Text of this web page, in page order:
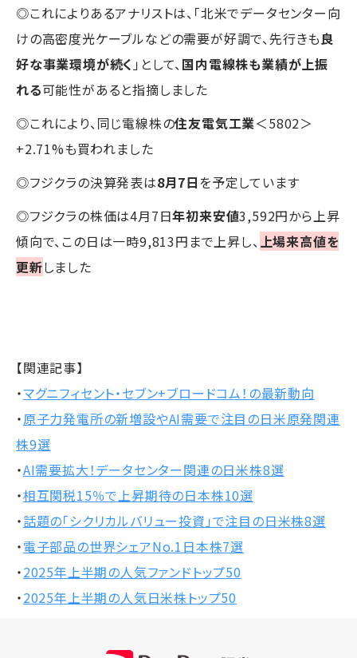
◎これによりあるアナリストは、「北米でデータセンター向
けの高密度光ケーブルなどの需要が好調で、先行きも良
好な事業環境が続く 」として、国内電線株も業績が上振
れる可能性があると指摘しました
◎これにより、同じ電線株の住友電気工業＜5802＞
+2.71%も買われました
◎フジクラの決算発表は8月7日を予定しています
◎フジクラの株価は4月7日年初来安値3,592円から上昇
傾向で、この日は一時9,813円まで上昇し、上場来高値を
更新しました
【関連記事】
・マグニフィセント・セブン+ブロードコム！の最新動向
・原子力発電所の新増設やAI需要で注目の日米原発関連
株9選
・AI需要拡大！データセンター関連の日米株8選
・相互関税15％で上昇期待の日本株10選
・話題の「シクリカルバリュー投資」で注目の日米株8選
・電子部品の世界シェアNo.1日本株7選
・2025年上半期の人気ファンドトップ50
・2025年上半期の人気日米株トップ50